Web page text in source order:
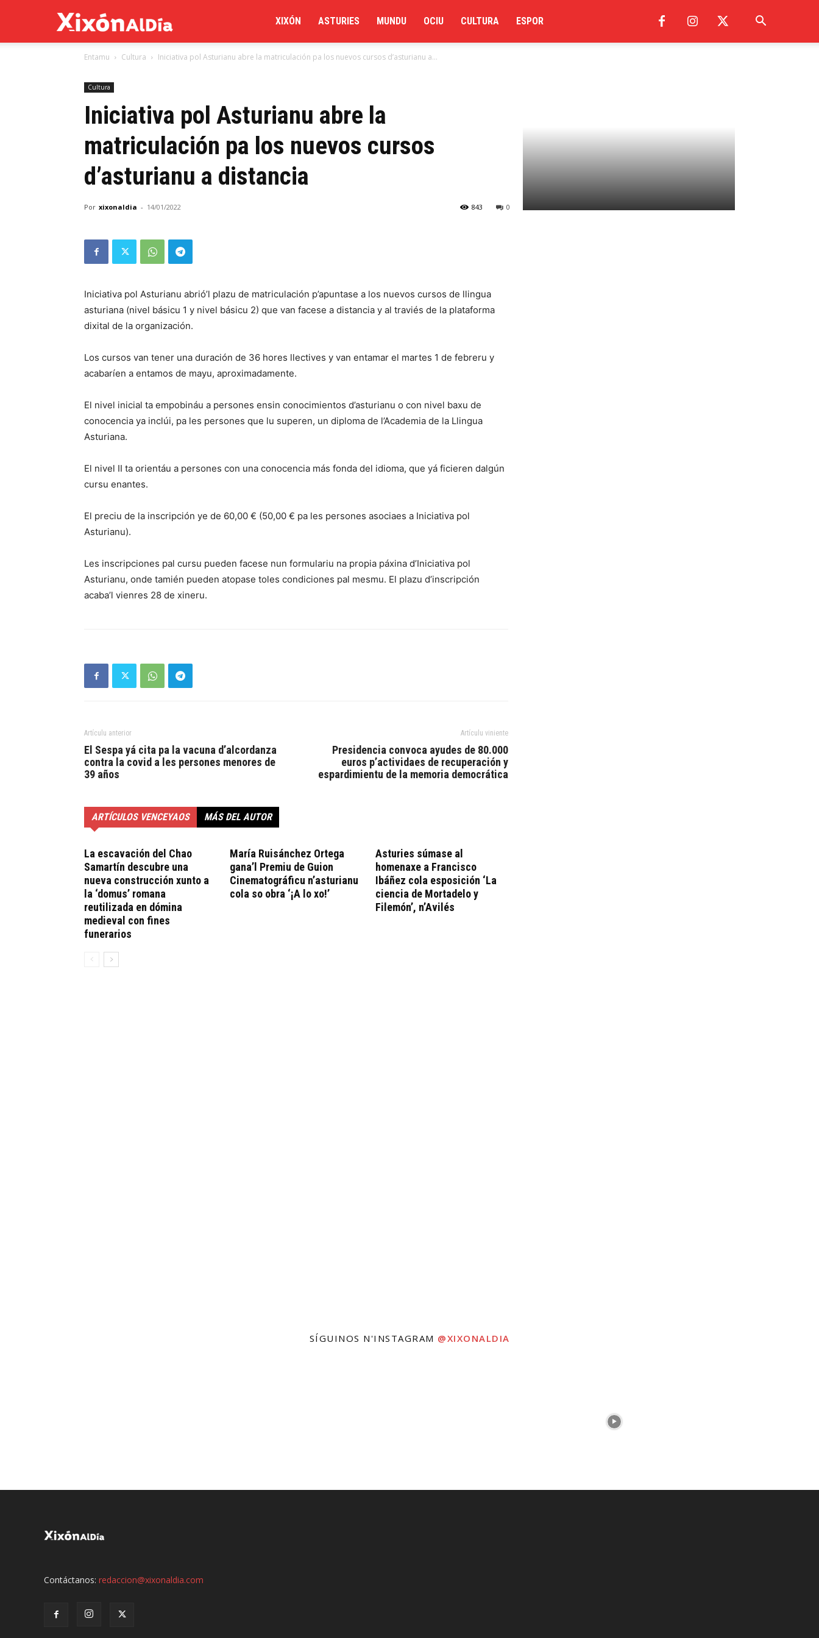
al
XIXÓN ASTURIES MUNDU OCIU CULTURA ESPOR
Entamu Cultura Iniciativa pol Asturianu abre la matriculación pa los nuevos cursos d’asturianu a...
Cultura
Iniciativa pol Asturianu abre la
matriculación pa los nuevos cursos
d’asturianu a distancia
Por xixonaldia - 14/01/2022 0
843
Iniciativa pol Asturianu abrió’l plazu de matriculación p’apuntase a los nuevos cursos de llingua
asturiana (nivel básicu 1 y nivel básicu 2) que van facese a distancia y al traviés de la plataforma
dixital de la organización.
Los cursos van tener una duración de 36 hores llectives y van entamar el martes 1 de febreru y
acabaríen a entamos de mayu, aproximadamente.
El nivel inicial ta empobináu a persones ensin conocimientos d’asturianu o con nivel baxu de
conocencia ya inclúi, pa les persones que lu superen, un diploma de l’Academia de la Llingua
Asturiana.
El nivel II ta orientáu a persones con una conocencia más fonda del idioma, que yá ficieren dalgún
cursu enantes.
El preciu de la inscripción ye de 60,00 € (50,00 € pa les persones asociaes a Iniciativa pol
Asturianu).
Les inscripciones pal cursu pueden facese nun formulariu na propia páxina d’Iniciativa pol
Asturianu, onde tamién pueden atopase toles condiciones pal mesmu. El plazu d’inscripción
acaba’l vienres 28 de xineru.
Artículu anterior
El Sespa yá cita pa la vacuna d’alcordanza
contra la covid a les persones menores de
39 años
Artículu viniente
Presidencia convoca ayudes de 80.000
euros p’actividaes de recuperación y
espardimientu de la memoria democrática
ARTÍCULOS VENCEYAOS MÁS DEL AUTOR
La escavación del Chao
Samartín descubre una
nueva construcción xunto a
la ‘domus’ romana
reutilizada en dómina
medieval con fines
funerarios
María Ruisánchez Ortega
gana’l Premiu de Guion
Cinematográficu n’asturianu
cola so obra ‘¡A lo xo!’
Asturies súmase al
homenaxe a Francisco
Ibáñez cola esposición ‘La
ciencia de Mortadelo y
Filemón’, n’Avilés
SÍGUINOS N'INSTAGRAM @XIXONALDIA
Contáctanos: redaccion@xixonaldia.com